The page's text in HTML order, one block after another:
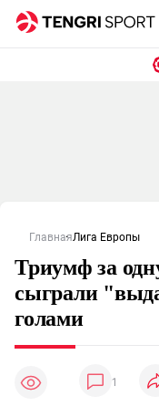
ГлавнаяЛига Европы
Триумф за
сыграли
голами
1